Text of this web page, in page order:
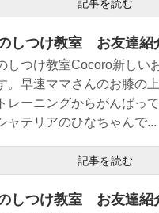
記事を読む
しつけ教室 お友達紹
しつけ教室Cocoro新しい
。早速ママさんのお膝の
レーニングからがんばっ
ャテリアのひなちゃんで...
記事を読む
しつけ教室 お友達紹